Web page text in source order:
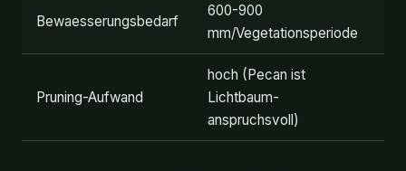
Bewaesserungsbedarf
600-900
mm/Vegetationsperiode
Pruning-Aufwand
hoch (Pecan ist
Lichtbaum-
anspruchsvoll)